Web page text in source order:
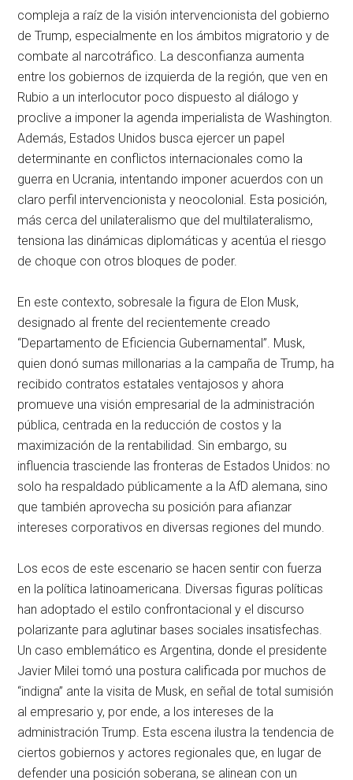
compleja a raíz de la visión intervencionista del gobierno
de Trump, especialmente en los ámbitos migratorio y de
combate al narcotráfico. La desconfianza aumenta
entre los gobiernos de izquierda de la región, que ven en
Rubio a un interlocutor poco dispuesto al diálogo y
proclive a imponer la agenda imperialista de Washington.
Además, Estados Unidos busca ejercer un papel
determinante en conflictos internacionales como la
guerra en Ucrania, intentando imponer acuerdos con un
claro perfil intervencionista y neocolonial. Esta posición,
más cerca del unilateralismo que del multilateralismo,
tensiona las dinámicas diplomáticas y acentúa el riesgo
de choque con otros bloques de poder.
En este contexto, sobresale la figura de Elon Musk,
designado al frente del recientemente creado
“Departamento de Eficiencia Gubernamental”. Musk,
quien donó sumas millonarias a la campaña de Trump, ha
recibido contratos estatales ventajosos y ahora
promueve una visión empresarial de la administración
pública, centrada en la reducción de costos y la
maximización de la rentabilidad. Sin embargo, su
influencia trasciende las fronteras de Estados Unidos: no
solo ha respaldado públicamente a la AfD alemana, sino
que también aprovecha su posición para afianzar
intereses corporativos en diversas regiones del mundo.
Los ecos de este escenario se hacen sentir con fuerza
en la política latinoamericana. Diversas figuras políticas
han adoptado el estilo confrontacional y el discurso
polarizante para aglutinar bases sociales insatisfechas.
Un caso emblemático es Argentina, donde el presidente
Javier Milei tomó una postura calificada por muchos de
“indigna” ante la visita de Musk, en señal de total sumisión
al empresario y, por ende, a los intereses de la
administración Trump. Esta escena ilustra la tendencia de
ciertos gobiernos y actores regionales que, en lugar de
defender una posición soberana, se alinean con un